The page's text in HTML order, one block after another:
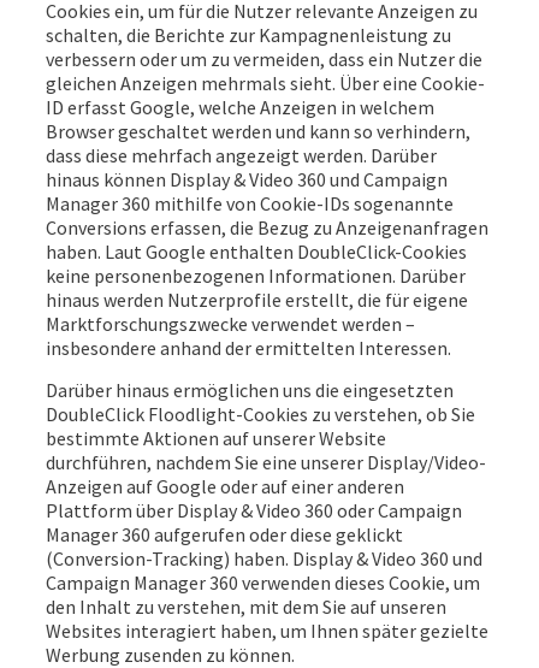
Cookies ein, um für die Nutzer relevante Anzeigen zu
schalten, die Berichte zur Kampagnenleistung zu
verbessern oder um zu vermeiden, dass ein Nutzer die
gleichen Anzeigen mehrmals sieht. Über eine Cookie-
ID erfasst Google, welche Anzeigen in welchem
Browser geschaltet werden und kann so verhindern,
dass diese mehrfach angezeigt werden. Darüber
hinaus können Display & Video 360 und Campaign
Manager 360 mithilfe von Cookie-IDs sogenannte
Conversions erfassen, die Bezug zu Anzeigenanfragen
haben. Laut Google enthalten DoubleClick-Cookies
keine personenbezogenen Informationen. Darüber
hinaus werden Nutzerprofile erstellt, die für eigene
Marktforschungszwecke verwendet werden –
insbesondere anhand der ermittelten Interessen.
Darüber hinaus ermöglichen uns die eingesetzten
DoubleClick Floodlight-Cookies zu verstehen, ob Sie
bestimmte Aktionen auf unserer Website
durchführen, nachdem Sie eine unserer Display/Video-
Anzeigen auf Google oder auf einer anderen
Plattform über Display & Video 360 oder Campaign
Manager 360 aufgerufen oder diese geklickt
(Conversion-Tracking) haben. Display & Video 360 und
Campaign Manager 360 verwenden dieses Cookie, um
den Inhalt zu verstehen, mit dem Sie auf unseren
Websites interagiert haben, um Ihnen später gezielte
Werbung zusenden zu können.